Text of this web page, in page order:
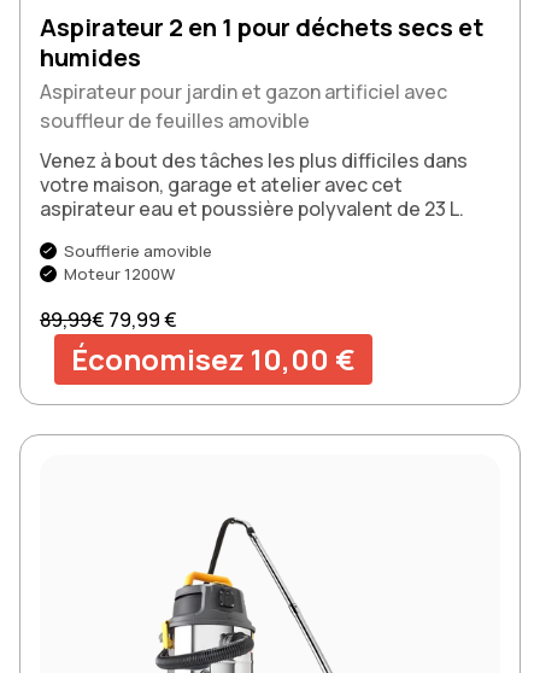
Aspirateur 2 en 1 pour déchets secs et
humides
Aspirateur pour jardin et gazon artificiel avec
souffleur de feuilles amovible
Venez à bout des tâches les plus difficiles dans
votre maison, garage et atelier avec cet
aspirateur eau et poussière polyvalent de 23 L.
Soufflerie amovible
Moteur 1200W
Prix normal
89,99€ Prix soldé
79,99 €
Économisez 10,00 €